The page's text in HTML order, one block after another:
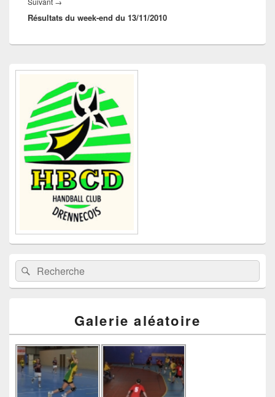
suivant :
Résultats du week-end du 13/11/2010
Zone
barre
latérale
Recherche :Rechercher
Galerie aléatoire